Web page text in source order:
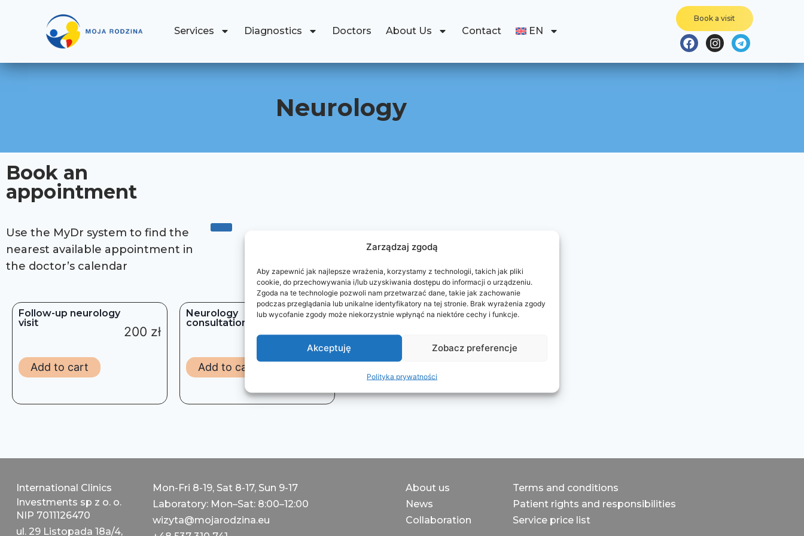
Zarządzaj zgodą
Aby zapewnić jak najlepsze wrażenia, korzystamy z technologii, takich jak pliki
cookie, do przechowywania i/lub uzyskiwania dostępu do informacji o urządzeniu.
Zgoda na te technologie pozwoli nam przetwarzać dane, takie jak zachowanie
podczas przeglądania lub unikalne identyfikatory na tej stronie. Brak wyrażenia zgody
lub wycofanie zgody może niekorzystnie wpłynąć na niektóre cechy i funkcje.
Akceptuję Zobacz preferencje
Polityka prywatności
Services Diagnostics Doctors About Us Contact EN
Book a visit
Neurology
Book an
appointment
Use the MyDr system to find the
nearest available appointment in
the doctor’s calendar
Follow-up neurology
visit
200 zł
Add to cart
Neurology
consultation
230zł
Add to cart
International Clinics
Investments sp z o. o.
NIP 7011126470
ul. 29 Listopada 18a/4,
Mon-Fri 8-19, Sat 8-17, Sun 9-17
Laboratory: Mon–Sat: 8:00–12:00
wizyta@mojarodzina.eu
About us
News
Collaboration
Terms and conditions
Patient rights and responsibilities
Service price list